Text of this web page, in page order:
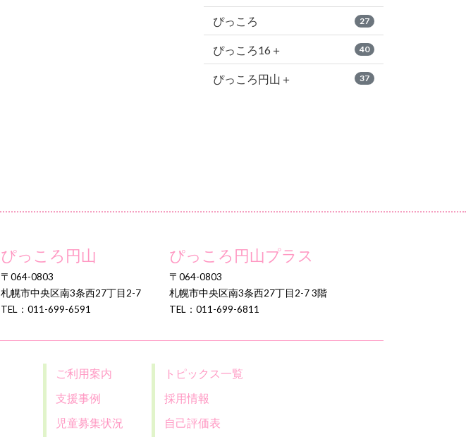
ぴっころ 27
ぴっころ16＋ 40
ぴっころ円山＋ 37
ぴっころ円山
〒064-0803
札幌市中央区南3条西27丁目2-7
TEL：011-699-6591
ぴっころ円山プラス
〒064-0803
札幌市中央区南3条西27丁目2-7 3階
TEL：011-699-6811
ご利用案内
支援事例
児童募集状況
トピックス一覧
採用情報
自己評価表